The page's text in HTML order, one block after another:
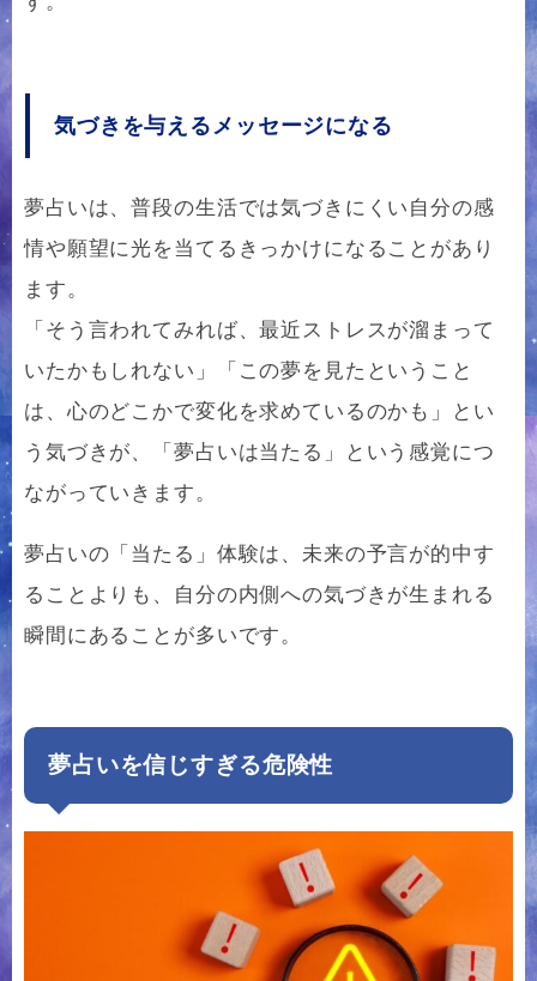
気づきを与えるメッセージになる
夢占いは、普段の生活では気づきにくい自分の感
情や願望に光を当てるきっかけになることがあり
ます。
「そう言われてみれば、最近ストレスが溜まって
いたかもしれない」「この夢を見たということ
は、心のどこかで変化を求めているのかも」とい
う気づきが、「夢占いは当たる」という感覚につ
ながっていきます。
夢占いの「当たる」体験は、未来の予言が的中す
ることよりも、自分の内側への気づきが生まれる
瞬間にあることが多いです。
夢占いを信じすぎる危険性